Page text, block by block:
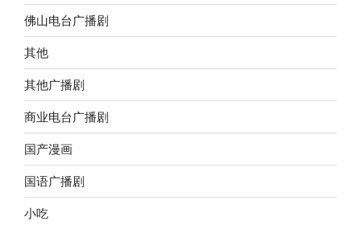
佛山电台广播剧
其他
其他广播剧
商业电台广播剧
国产漫画
国语广播剧
小吃